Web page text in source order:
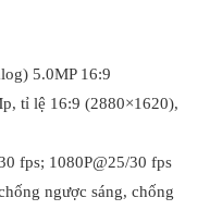
5.0MP 16:9
tỉ lệ 16:9 (2880×1620),
fps; 1080P@25/30 fps
ngược sáng, chống